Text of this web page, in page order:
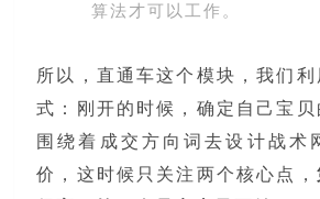
算法才可以工作。
所以，直通车这个模块，我们
式：刚开的时候，确定自己宝贝
围绕着成交方向词去设计战术
价，这时候只关注两个核心点，